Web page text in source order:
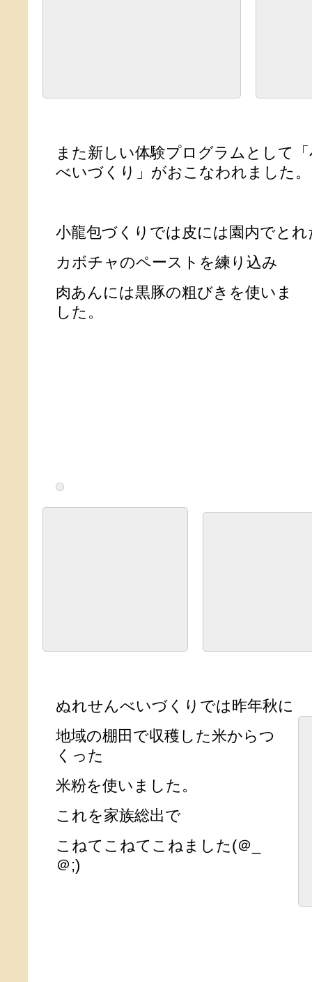
また新しい体験プログラムとして
べいづくり」がおこなわれました。
小龍包づくりでは皮には園内でとれ
カボチャのペーストを練り込み
肉あんには黒豚の粗びきを使いま
した。
ぬれせんべいづくりでは昨年秋に
地域の棚田で収穫した米からつ
くった
米粉を使いました。
これを家族総出で
こねてこねてこねました(＠_
＠;)